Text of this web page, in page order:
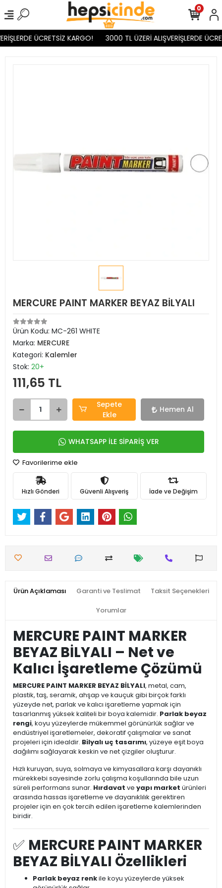
ÜCRETSİZ KARGO! 3000 TL ÜZERİ ALIŞVERİŞLERDE
0
MERCURE PAINT MARKER BEYAZ BİLYALI
Ürün Kodu: MC-261 WHITE
Marka: MERCURE
Kategori: Kalemler
Stok: 20+
111,65 TL
Sepete
Ekle
Hemen Al
WHATSAPP İLE SİPARİŞ VER
Favorilerime ekle
Hızlı Gönderi Güvenli Alışveriş İade ve Değişim
Ürün Açıklaması Garanti ve Teslimat Taksit Seçenekleri
Yorumlar
MERCURE PAINT MARKER
BEYAZ BİLYALI – Net ve
Kalıcı İşaretleme Çözümü
MERCURE PAINT MARKER BEYAZ BİLYALI, metal, cam,
plastik, taş, seramik, ahşap ve kauçuk gibi birçok farklı
yüzeyde net, parlak ve kalıcı işaretleme yapmak için
tasarlanmış yüksek kaliteli bir boya kalemidir. Parlak beyaz
rengi, koyu yüzeylerde mükemmel görünürlük sağlar ve
endüstriyel işaretlemeler, dekoratif çalışmalar ve sanat
projeleri için idealdir. Bilyalı uç tasarımı, yüzeye eşit boya
dağılımı sağlayarak keskin ve net çizgiler oluşturur.
Hızlı kuruyan, suya, solmaya ve kimyasallara karşı dayanıklı
mürekkebi sayesinde zorlu çalışma koşullarında bile uzun
süreli performans sunar. Hırdavat ve yapı market ürünleri
arasında hassas işaretleme ve dayanıklılık gerektiren
projeler için en çok tercih edilen işaretleme kalemlerinden
biridir.
✅ MERCURE PAINT MARKER
BEYAZ BİLYALI Özellikleri
Parlak beyaz renkile koyu yüzeylerde yüksek